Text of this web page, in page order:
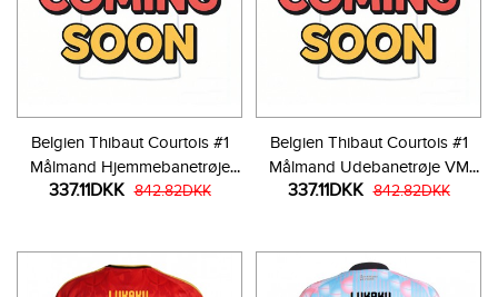
Belgien Thibaut Courtois #1
Målmand Hjemmebanetrøje
VM 2026 Langærmet
337.11DKK 842.82DKK
Belgien Thibaut Courtois #1
Målmand Udebanetrøje VM
2026 Langærmet
337.11DKK 842.82DKK